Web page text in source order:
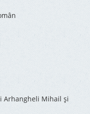
Arhangheli Mihail și